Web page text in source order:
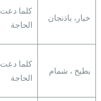
خيار، باذنجان
كلما دعت
الحاجة
بطيخ ، شمام
كلما دعت
الحاجة